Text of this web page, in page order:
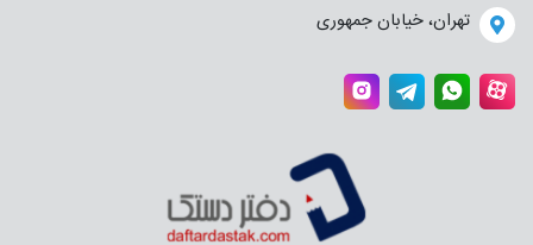
تهران، خیابان جمهوری